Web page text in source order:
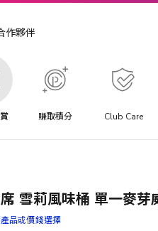
作夥伴
賺取積分 Club Care
雪莉風味桶 單一麥芽
品或價錢選擇